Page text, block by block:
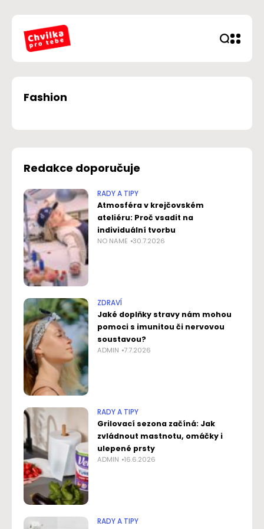
Fashion
Redakce doporučuje
RADY A TIPY
Atmosféra v krejčovském
ateliéru: Proč vsadit na
individuální tvorbu
NO NAME 30.7.2026
ZDRAVÍ
Jaké doplňky stravy nám mohou
pomoci s imunitou či nervovou
soustavou?
ADMIN 7.7.2026
RADY A TIPY
Grilovací sezona začíná: Jak
zvládnout mastnotu, omáčky i
ulepené prsty
ADMIN 16.6.2026
RADY A TIPY